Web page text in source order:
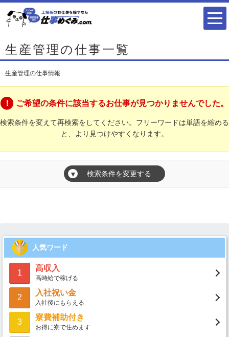
生産管理の仕事一覧
生産管理の仕事情報
ご希望の条件に該当するお仕事が見つかりませんでした。
検索条件を変えて再検索をしてください。フリーワードは単語を縮める
と、より見つけやすくなります。
▼ 検索条件を変更する
人気ワード
1
高収入
高時給で稼げる
2
入社祝い金
入社後にもらえる
3
寮費補助付き
お得に寮で住めます